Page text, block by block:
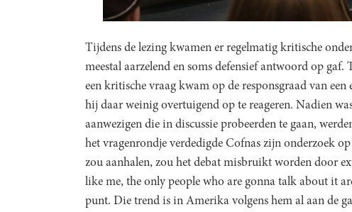
Tijdens de lezing kwamen er regelmatig kritische
meestal aarzelend en soms defensief antwoord op
een kritische vraag kwam op de responsgraad van
hij daar weinig overtuigend op te reageren. Nadien
aanwezigen die in discussie probeerden te gaan,
het vragenrondje verdedigde Cofnas zijn onderzoek
zou aanhalen, zou het debat misbruikt worden door
like me, the only people who are gonna talk about it
punt. Die trend is in Amerika volgens hem al aan de